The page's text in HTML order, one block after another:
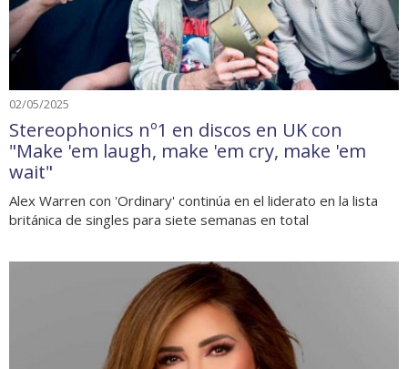
02/05/2025
Stereophonics nº1 en discos en UK con
"Make 'em laugh, make 'em cry, make 'em
wait"
Alex Warren con 'Ordinary' continúa en el liderato en la lista
británica de singles para siete semanas en total